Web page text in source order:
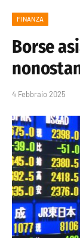
FINANZA
Borse
4 Febbraio 2025